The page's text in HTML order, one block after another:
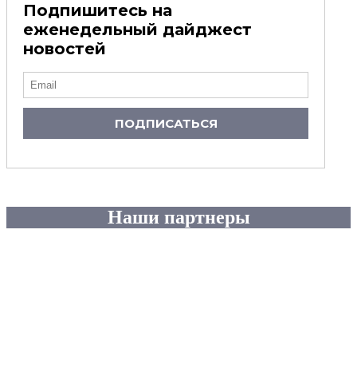
Подпишитесь на
еженедельный дайджест
новостей
ПОДПИСАТЬСЯ
Наши партнеры